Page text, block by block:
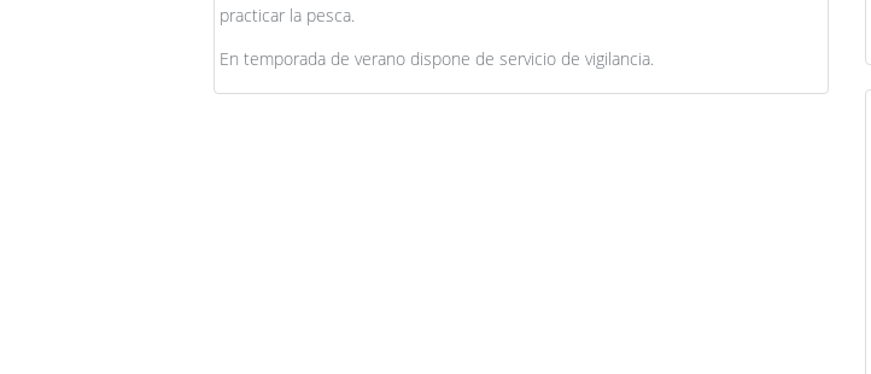
practicar la pesca.
En temporada de verano dispone de servicio de vigilancia.